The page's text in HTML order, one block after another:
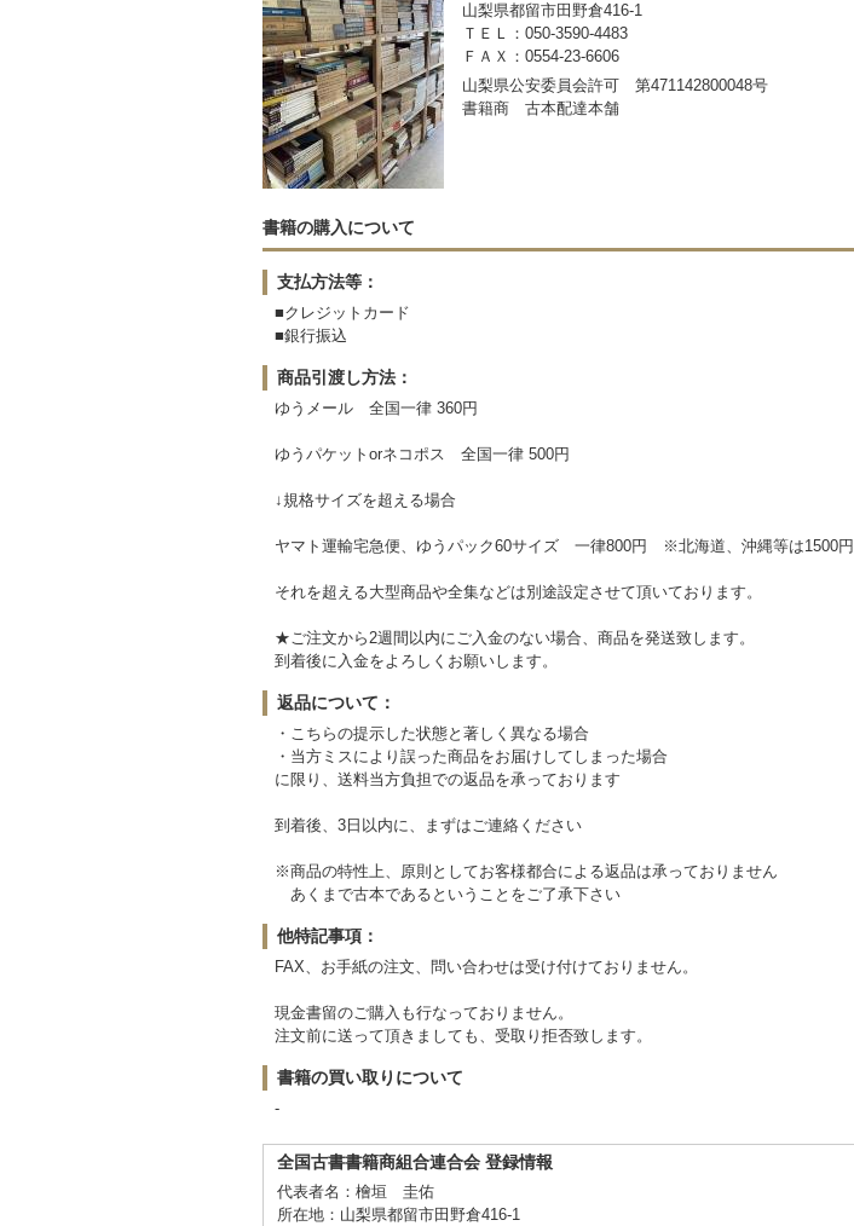
山梨県都留市田野倉416-1
ＴＥＬ：050-3590-4483
ＦＡＸ：0554-23-6606
山梨県公安委員会許可 第471142800048号
書籍商 古本配達本舗
書籍の購入について
支払方法等：
■クレジットカード
■銀行振込
商品引渡し方法：
ゆうメール 全国一律 360円
ゆうパケットorネコポス 全国一律 500円
↓規格サイズを超える場合
ヤマト運輸宅急便、ゆうパック60サイズ 一律800円 ※北海道、沖縄等は1500円
それを超える大型商品や全集などは別途設定させて頂いております。
★ご注文から2週間以内にご入金のない場合、商品を発送致します。
到着後に入金をよろしくお願いします。
返品について：
・こちらの提示した状態と著しく異なる場合
・当方ミスにより誤った商品をお届けしてしまった場合
に限り、送料当方負担での返品を承っております
到着後、3日以内に、まずはご連絡ください
※商品の特性上、原則としてお客様都合による返品は承っておりません
あくまで古本であるということをご了承下さい
他特記事項：
FAX、お手紙の注文、問い合わせは受け付けておりません。
現金書留のご購入も行なっておりません。
注文前に送って頂きましても、受取り拒否致します。
書籍の買い取りについて
-
全国古書書籍商組合連合会 登録情報
代表者名：檜垣 圭佑
所在地：山梨県都留市田野倉416-1